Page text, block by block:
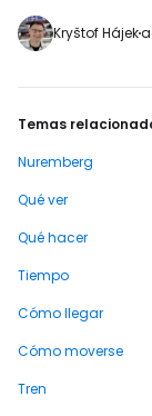
Kryštof Hájek
Temas
Nuremberg
Qué ver
Qué hacer
Tiempo
Cómo llegar
Cómo moverse
Tren